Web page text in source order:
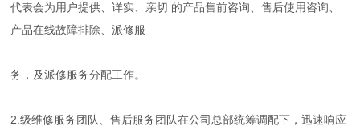
代表会为用户提供、详实、亲切 的产品售前咨询、售后使用咨询、
产品在线故障排除、派修服
务，及派修服务分配工作。
2.级维修服务团队、售后服务团队在公司总部统筹调配下，迅速响应